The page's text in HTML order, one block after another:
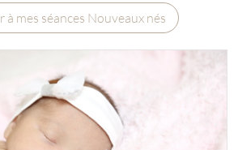
à mes séances Nouveaux nés